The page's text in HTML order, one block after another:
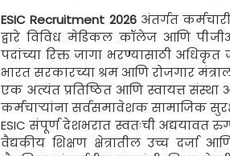
ESIC Recruitment 2026अंतर्गत
द्वारे विविध मेडिकल कॉलेज आणि
पदांच्या रिक्त जागा भरण्यासाठी
भारत सरकारच्या श्रम आणि रोजगार
एक अत्यंत प्रतिष्ठित आणि स्वायत्त
कर्मचाऱ्यांना सर्वसमावेशक सामाजिक
ESIC संपूर्ण देशभरात स्वतःची अद्ययावत
वैद्यकीय शिक्षण क्षेत्रातील उच्च दर्जा